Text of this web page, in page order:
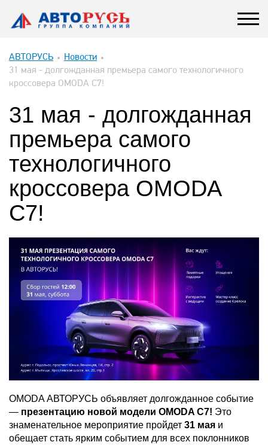
АВТОРУСЬ
Новости
31 мая - долгожданная премьера самого технологичного
кроссовера OMODA C7!
31 мая - долгожданная
премьера самого
технологичного
кроссовера OMODA
C7!
OMODA АВТОРУСЬ объявляет долгожданное событие
— презентацию новой модели OMODA C7! Это
знаменательное мероприятие пройдет 31 мая и
обещает стать ярким событием для всех поклонников